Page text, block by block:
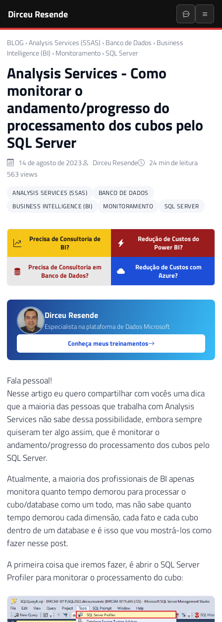
Dirceu Resende
BLOG ›Analysis Services (SSAS) › Banco de Dados › Business
Intelligence (BI) › Monitoramento ›SQL Server
Analysis Services - Como
monitorar o
andamento/progresso do
processamento dos cubos pelo
SQL Server
14 de agosto de 2023 Dirceu Resende
24 min de leitura
563 views
ANALYSIS SERVICES (SSAS)
BANCO DE DADOS
BUSINESS INTELLIGENCE (BI)
MONITORAMENTO SQL SERVER
Precisa de Consultoria de
BI?
Redução de Custos do
Power BI?
Precisa de Consultoria em
Banco de Dados?
Redução de Custos com
Azure?
Dirceu Resende
Especialista na plataforma de Dados Microsoft
Conheça meus treinamentos
Fala pessoal!
Nesse artigo eu quero compartilhar com vocês uma dica
que a maioria das pessoas que trabalha com Analysis
Services não sabe dessa possibilidade, embora sempre
quiseram ter algo assim, que é monitorar o
andamento/progresso do processamento dos cubos pelo
SQL Server.
Atualmente, a maioria dos profissionais de BI apenas
monitora quanto tempo demorou para processar o
cubo/database como um todo, mas não sabe quanto
tempo demorou cada dimensão, cada fato e cada cubo
dentro de um database e é isso que vou mostrá-los como
fazer nesse post.
A primeira coisa que iremos fazer, é abrir o SQL Server
Profiler para monitorar o processamento do cubo: